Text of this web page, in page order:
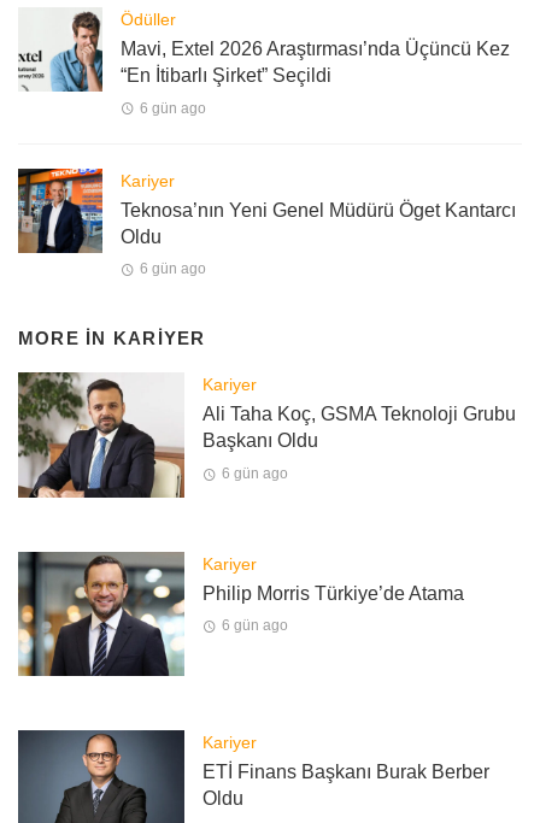
Ödüller
Mavi, Extel 2026 Araştırması’nda Üçüncü Kez
“En İtibarlı Şirket” Seçildi
6 gün ago
Kariyer
Teknosa’nın Yeni Genel Müdürü Öget Kantarcı
Oldu
6 gün ago
MORE IN KARIYER
Kariyer
Ali Taha Koç, GSMA Teknoloji Grubu
Başkanı Oldu
6 gün ago
Kariyer
Philip Morris Türkiye’de Atama
6 gün ago
Kariyer
ETİ Finans Başkanı Burak Berber
Oldu